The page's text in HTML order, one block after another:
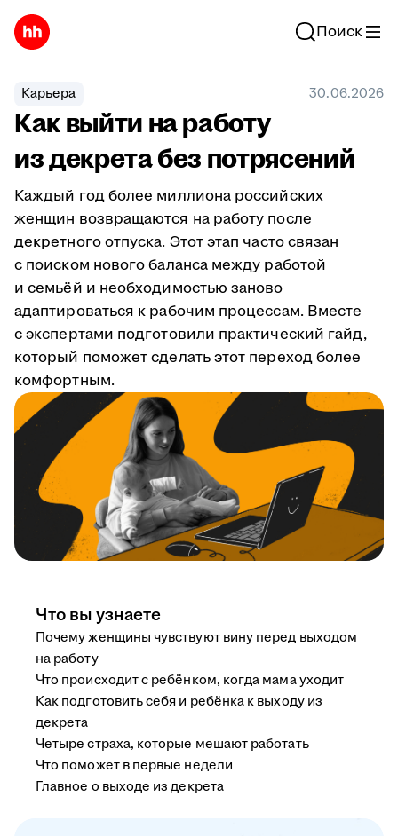
Поиск
Карьера 30.06.2026
Как выйти на работу
из декрета без потрясений
Каждый год более миллиона российских
женщин возвращаются на работу после
декретного отпуска. Этот этап часто связан
с поиском нового баланса между работой
и семьёй и необходимостью заново
адаптироваться к рабочим процессам. Вместе
с экспертами подготовили практический гайд,
который поможет сделать этот переход более
комфортным.
Что вы узнаете
Почему женщины чувствуют вину перед выходом
на работу
Что происходит с ребёнком, когда мама уходит
Как подготовить себя и ребёнка к выходу из
декрета
Четыре страха, которые мешают работать
Что поможет в первые недели
Главное о выходе из декрета